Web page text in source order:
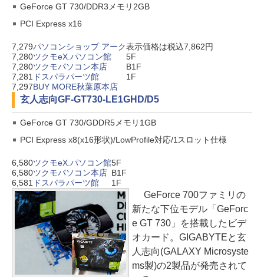
GeForce GT 730/DDR3メモリ2GB
PCI Express x16
7,279パソコンショップ アーク表示価格は税込7,862円
7,280ツクモeX.パソコン館
5F
7,280ツクモパソコン本店
B1F
7,281 ドスパラパーツ館
1F
7,297BUY MORE秋葉原本店
玄人志向GF-GT730-LE1GHD/D5
GeForce GT 730/GDDR5メモリ1GB
PCI Express x8(x16形状)/LowProfile対応/1スロット仕様
6,580ツクモeX.パソコン館5F
6,580ツクモパソコン本店 B1F
6,581 ドスパラパーツ館 1F
GeForce 700ファミリの
新たな下位モデル「GeForc
e GT 730」を搭載したビデ
オカード。GIGABYTEと玄
人志向(GALAXY Microsyste
ms製)の2製品が発売されて